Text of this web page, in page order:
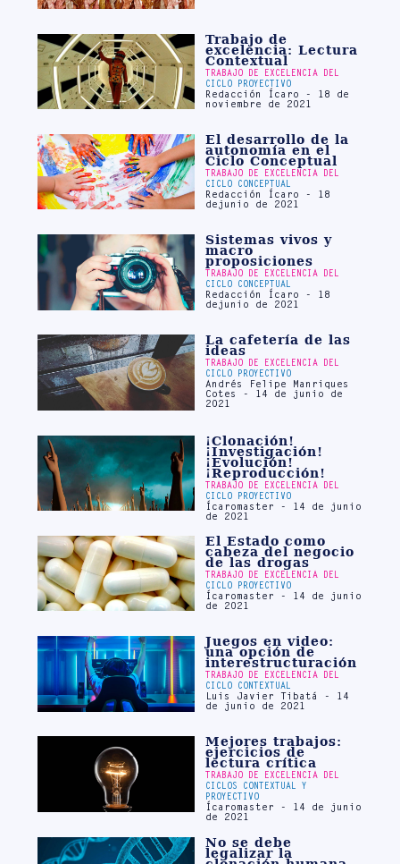
Trabajo de
excelencia: Lectura
Contextual
TRABAJO DE EXCELENCIA DEL
CICLO PROYECTIVO
Redacción Ícaro - 18 de
noviembre de 2021
El desarrollo de la
autonomía en el
Ciclo Conceptual
TRABAJO DE EXCELENCIA DEL
CICLO CONCEPTUAL
Redacción Ícaro - 18
dejunio de 2021
Sistemas vivos y
macro
proposiciones
TRABAJO DE EXCELENCIA DEL
CICLO CONCEPTUAL
Redacción Ícaro - 18
dejunio de 2021
La cafetería de las
ideas
TRABAJO DE EXCELENCIA DEL
CICLO PROYECTIVO
Andrés Felipe Manriques
Cotes - 14 de junio de
2021
¡Clonación!
¡Investigación!
¡Evolución!
¡Reproducción!
TRABAJO DE EXCELENCIA DEL
CICLO PROYECTIVO
Ícaromaster - 14 de junio
de 2021
El Estado como
cabeza del negocio
de las drogas
TRABAJO DE EXCELENCIA DEL
CICLO PROYECTIVO
Ícaromaster - 14 de junio
de 2021
Juegos en video:
una opción de
interestructuración
TRABAJO DE EXCELENCIA DEL
CICLO CONTEXTUAL
Luis Javier Tibatá - 14
de junio de 2021
Mejores trabajos:
ejercicios de
lectura crítica
TRABAJO DE EXCELENCIA DEL
CICLOS CONTEXTUAL Y
PROYECTIVO
Ícaromaster - 14 de junio
de 2021
No se debe
legalizar la